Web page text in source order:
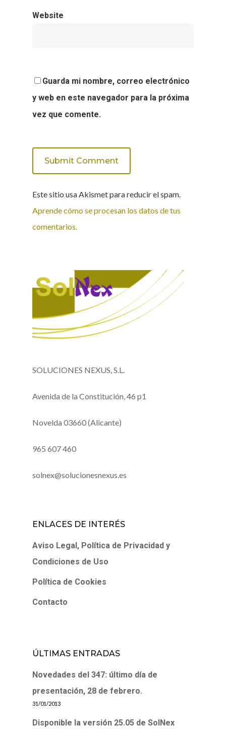
Website
Guarda mi nombre, correo electrónico
y web en este navegador para la próxima
vez que comente.
Este sitio usa Akismet para reducir el spam.
Aprende cómo se procesan los datos de tus
comentarios.
SOLUCIONES NEXUS, S.L.
Avenida de la Constitución, 46 p1
Novelda 03660 (Alicante)
965 607 460
solnex@solucionesnexus.es
ENLACES DE INTERÉS
Aviso Legal, Política de Privacidad y
Condiciones de Uso
Política de Cookies
Contacto
ÚLTIMAS ENTRADAS
Novedades del 347: último día de
presentación, 28 de febrero.
31/01/2013
Disponible la versión 25.05 de SolNex